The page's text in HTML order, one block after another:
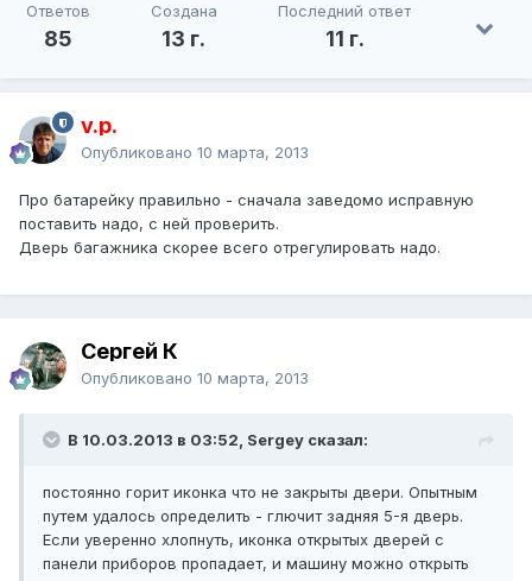
Ответов
85
Создана
13 г.
Последний ответ
11 г.
v.p.
Опубликовано 10 марта, 2013
Про батарейку правильно - сначала заведомо исправную
поставить надо, с ней проверить.
Дверь багажника скорее всего отрегулировать надо.
Сергей К
Опубликовано 10 марта, 2013
В 10.03.2013 в 03:52, Sergey сказал:
постоянно горит иконка что не закрыты двери. Опытным
путем удалось определить - глючит задняя 5-я дверь.
Если уверенно хлопнуть, иконка открытых дверей с
панели приборов пропадает, и машину можно открыть